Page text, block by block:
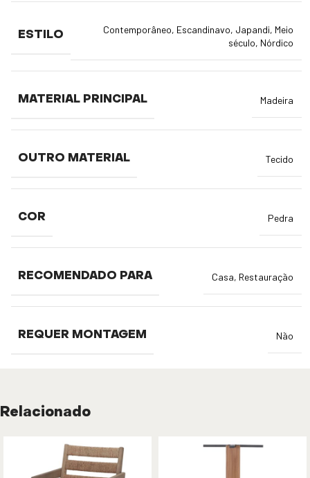
ESTILO
Contemporâneo, Escandinavo, Japandi, Meio
século, Nórdico
MATERIAL PRINCIPAL Madeira
OUTRO MATERIAL Tecido
COR Pedra
RECOMENDADO PARA Casa, Restauração
REQUER MONTAGEM Não
Relacionado